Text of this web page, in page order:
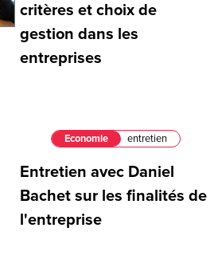
critères et choix de
gestion dans les
entreprises
Economie entretien
Entretien avec Daniel
Bachet sur les finalités de
l'entreprise